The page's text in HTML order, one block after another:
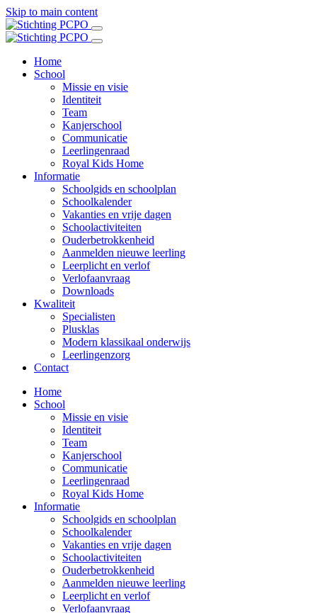
Skip to main content
Home
School
Missie en visie
Identiteit
Team
Kanjerschool
Communicatie
Leerlingenraad
Royal Kids Home
Informatie
Schoolgids en schoolplan
Schoolkalender
Vakanties en vrije dagen
Schoolactiviteiten
Ouderbetrokkenheid
Aanmelden nieuwe leerling
Leerplicht en verlof
Verlofaanvraag
Downloads
Kwaliteit
Specialisten
Plusklas
Modern klassikaal onderwijs
Leerlingenzorg
Contact
Home
School
Missie en visie
Identiteit
Team
Kanjerschool
Communicatie
Leerlingenraad
Royal Kids Home
Informatie
Schoolgids en schoolplan
Schoolkalender
Vakanties en vrije dagen
Schoolactiviteiten
Ouderbetrokkenheid
Aanmelden nieuwe leerling
Leerplicht en verlof
Verlofaanvraag